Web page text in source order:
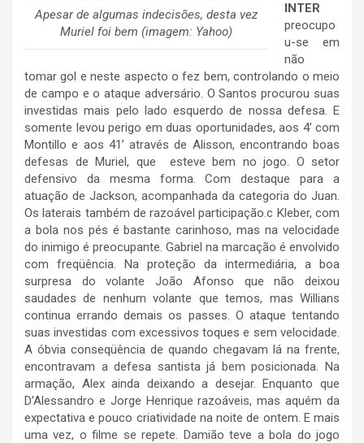
Apesar de algumas indecisões, desta vez
Muriel foi bem (imagem: Yahoo)
INTER
preocupo
u-se em
não
tomar gol e neste aspecto o fez bem, controlando o meio
de campo e o ataque adversário. O Santos procurou suas
investidas mais pelo lado esquerdo de nossa defesa. E
somente levou perigo em duas oportunidades, aos 4’ com
Montillo e aos 41’ através de Alisson, encontrando boas
defesas de Muriel, que esteve bem no jogo. O setor
defensivo da mesma forma. Com destaque para a
atuação de Jackson, acompanhada da categoria do Juan.
Os laterais também de razoável participação.c Kleber, com
a bola nos pés é bastante carinhoso, mas na velocidade
do inimigo é preocupante. Gabriel na marcação é envolvido
com freqüência. Na proteção da intermediária, a boa
surpresa do volante João Afonso que não deixou
saudades de nenhum volante que temos, mas Willians
continua errando demais os passes. O ataque tentando
suas investidas com excessivos toques e sem velocidade.
A óbvia conseqüência de quando chegavam lá na frente,
encontravam a defesa santista já bem posicionada. Na
armação, Alex ainda deixando a desejar. Enquanto que
D’Alessandro e Jorge Henrique razoáveis, mas aquém da
expectativa e pouco criatividade na noite de ontem. E mais
uma vez, o filme se repete. Damião teve a bola do jogo